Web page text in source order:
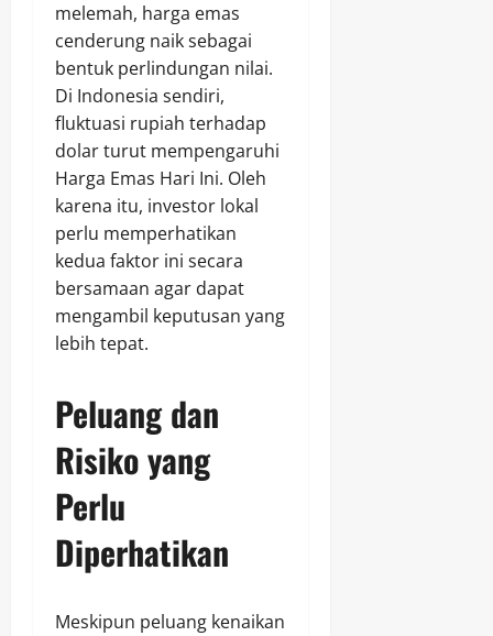
melemah, harga emas
cenderung naik sebagai
bentuk perlindungan nilai.
Di Indonesia sendiri,
fluktuasi rupiah terhadap
dolar turut mempengaruhi
Harga Emas Hari Ini. Oleh
karena itu, investor lokal
perlu memperhatikan
kedua faktor ini secara
bersamaan agar dapat
mengambil keputusan yang
lebih tepat.
Peluang dan
Risiko yang
Perlu
Diperhatikan
Meskipun peluang kenaikan